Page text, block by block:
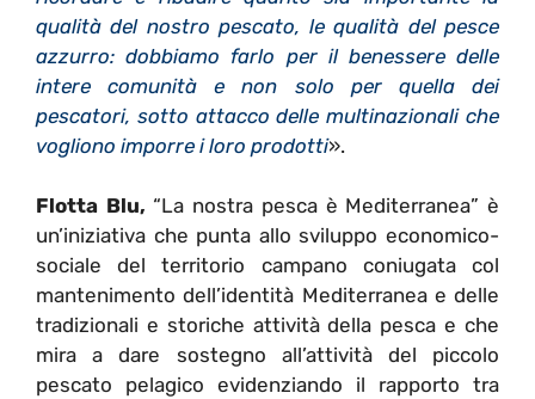
qualità del nostro pescato, le qualità del pesce
azzurro: dobbiamo farlo per il benessere delle
intere comunità e non solo per quella dei
pescatori, sotto attacco delle multinazionali che
vogliono imporre i loro prodotti».
Flotta Blu, “La nostra pesca è Mediterranea” è
un’iniziativa che punta allo sviluppo economico-
sociale del territorio campano coniugata col
mantenimento dell’identità Mediterranea e delle
tradizionali e storiche attività della pesca e che
mira a dare sostegno all’attività del piccolo
pescato pelagico evidenziando il rapporto tra